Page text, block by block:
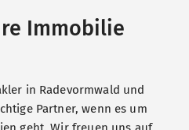
Immobilie
in Radevormwald und
Partner, wenn es um